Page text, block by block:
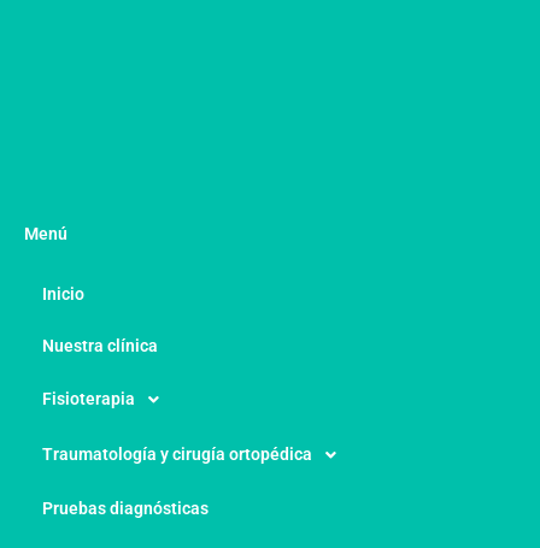
Menú
Inicio
Nuestra clínica
Fisioterapia
Traumatología y cirugía ortopédica
Pruebas diagnósticas